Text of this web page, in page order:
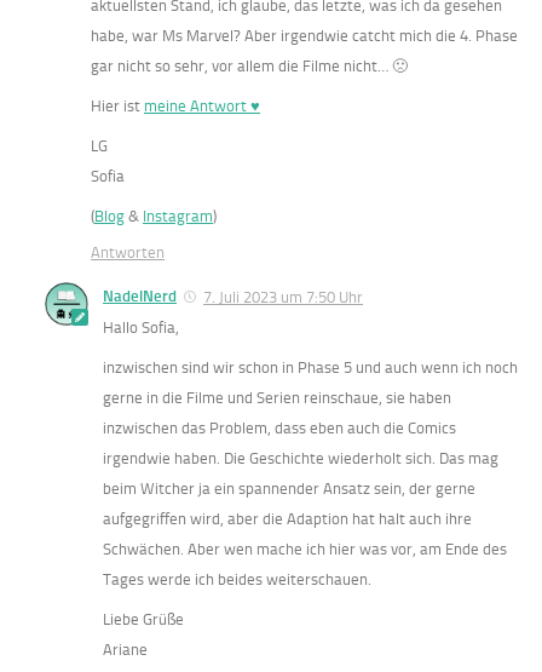
aktuellsten Stand, ich glaube, das letzte, was ich da gesehen
habe, war Ms Marvel? Aber irgendwie catcht mich die 4. Phase
gar nicht so sehr, vor allem die Filme nicht… 🙁
Hier ist meine Antwort ♥
LG
Sofia
(Blog & Instagram)
Antworten
NadelNerd
7. Juli 2023 um 7:50 Uhr
Hallo Sofia,
inzwischen sind wir schon in Phase 5 und auch wenn ich noch
gerne in die Filme und Serien reinschaue, sie haben
inzwischen das Problem, dass eben auch die Comics
irgendwie haben. Die Geschichte wiederholt sich. Das mag
beim Witcher ja ein spannender Ansatz sein, der gerne
aufgegriffen wird, aber die Adaption hat halt auch ihre
Schwächen. Aber wen mache ich hier was vor, am Ende des
Tages werde ich beides weiterschauen.
Liebe Grüße
Ariane